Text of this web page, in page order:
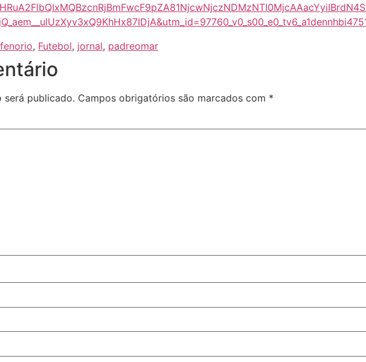
fenorio, Futebol, jornal, padreomar
será publicado. Campos obrigatórios são marcados com *